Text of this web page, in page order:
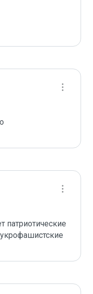
патриотические